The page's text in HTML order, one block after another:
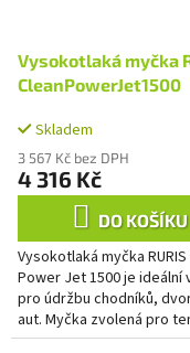
Vysokotlaká myčka
CleanPowerJet1500
Skladem
3 567 Kč bez DPH
4 316 Kč
DO KOŠÍKU
Vysokotlaká myčka RURIS
Power Jet 1500 je ideální
pro údržbu chodníků,
aut. Myčka zvolená pro
využití umožňuje